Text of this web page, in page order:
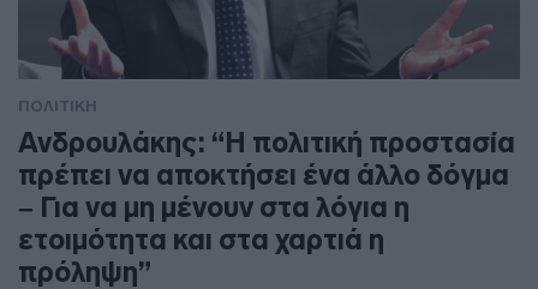
ΠΟΛΙΤΙΚΗ
Ανδρουλάκης: “Η πολιτική προστασία
πρέπει να αποκτήσει ένα άλλο δόγμα
– Για να μη μένουν στα λόγια η
ετοιμότητα και στα χαρτιά η
πρόληψη”